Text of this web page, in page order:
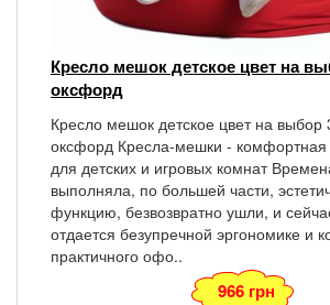
Кресло мешок детское цвет на
оксфорд
Кресло мешок детское цвет на выбор
оксфорд Кресла-мешки - комфортная
для детских и игровых комнат
выполняла, по большей части,
функцию, безвозвратно ушли, и
отдается безупречной эргономике и
практичного офо..
966 грн